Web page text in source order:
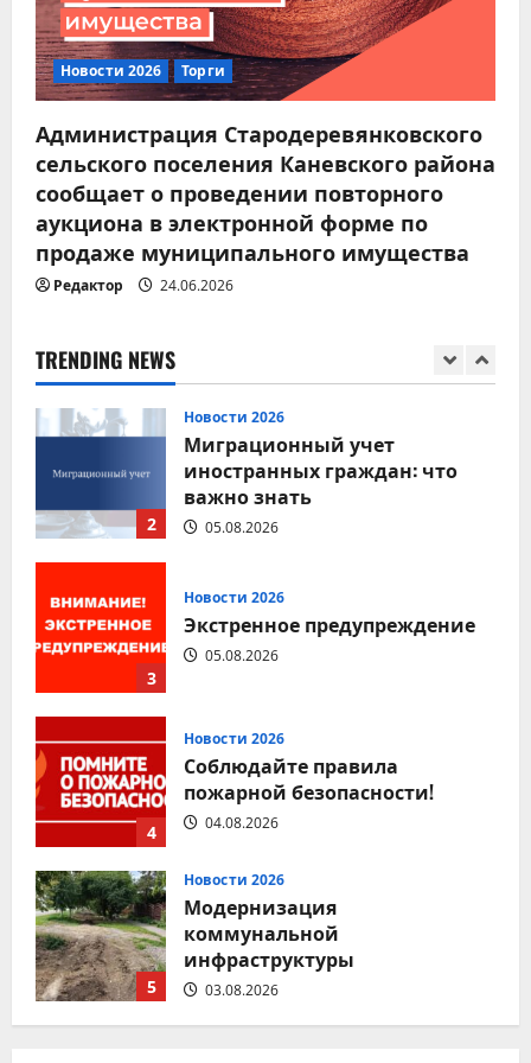
Новости 2026 Торги
Администрация Стародеревянковского
сельского поселения Каневского района
сообщает о проведении повторного
аукциона в электронной форме по
продаже муниципального имущества
Редактор 24.06.2026
TRENDING NEWS
4 04.08.2026
5
Новости 2026
коммунальной
инфраструктуры
03.08.2026
1
Новости 2026
Соблюдение правил
дорожного движения — залог
Миграционный учет
иностранных граждан: что
важно знать
05.08.2026
3
Экстренное предупреждение
05.08.2026
4
Соблюдайте правила
пожарной безопасности!
04.08.2026
5
Модернизация
коммунальной
инфраструктуры
03.08.2026